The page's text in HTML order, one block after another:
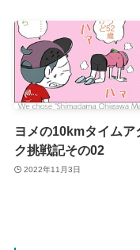
ヨメの10kmタイムア
ク挑戦記その02
2022年11月3日